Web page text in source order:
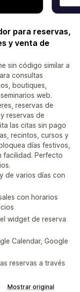
para reservas,
y venta de
sin código similar a
consultas
boutiques,
web.
reservas de
reservas de
las citas sin pago
recintos, cursos y
días festivos,
facilidad. Perfecto
de varios días con
con horarios
widget de reserva
Calendar, Google
reservas a través
Mostrar original